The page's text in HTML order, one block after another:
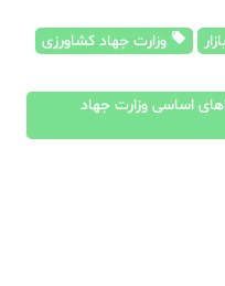
وزارت جهاد کشاورزی
اساسی وزارت جهاد